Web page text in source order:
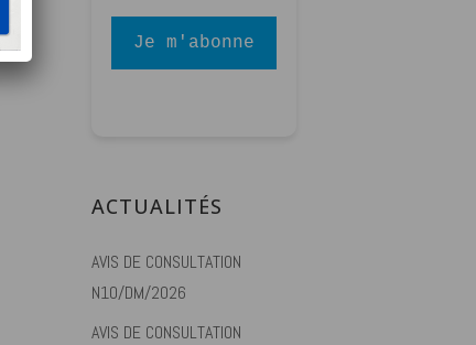
Je m'abonne
ACTUALITÉS
AVIS DE CONSULTATION
N10/DM/2026
AVIS DE CONSULTATION